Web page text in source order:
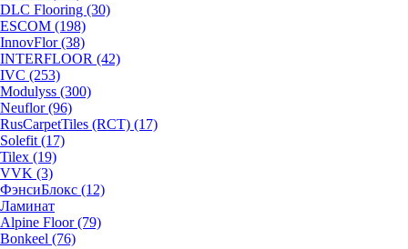
DLC Flooring (30)
ESCOM (198)
InnovFlor (38)
INTERFLOOR (42)
IVC (253)
Modulyss (300)
Neuflor (96)
RusCarpetTiles (RCT) (17)
Solefit (17)
Tilex (19)
VVK (3)
ФэнсиБлокс (12)
Ламинат
Alpine Floor (79)
Bonkeel (76)